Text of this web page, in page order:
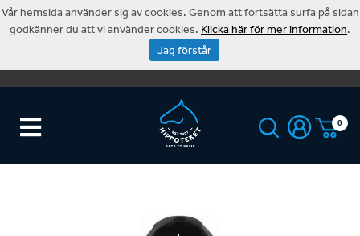
0
Vår hemsida använder sig av cookies. Genom att fortsätta surfa på sidan
godkänner du att vi använder cookies. Klicka här för mer information.
Jag förstår